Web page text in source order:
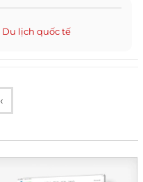
Du lịch quốc tế
‹